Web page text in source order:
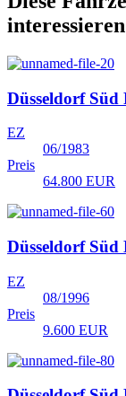
interessieren
Düsseldorf Süd
EZ
06/1983
Preis
64.800 EUR
Düsseldorf Süd
EZ
08/1996
Preis
9.600 EUR